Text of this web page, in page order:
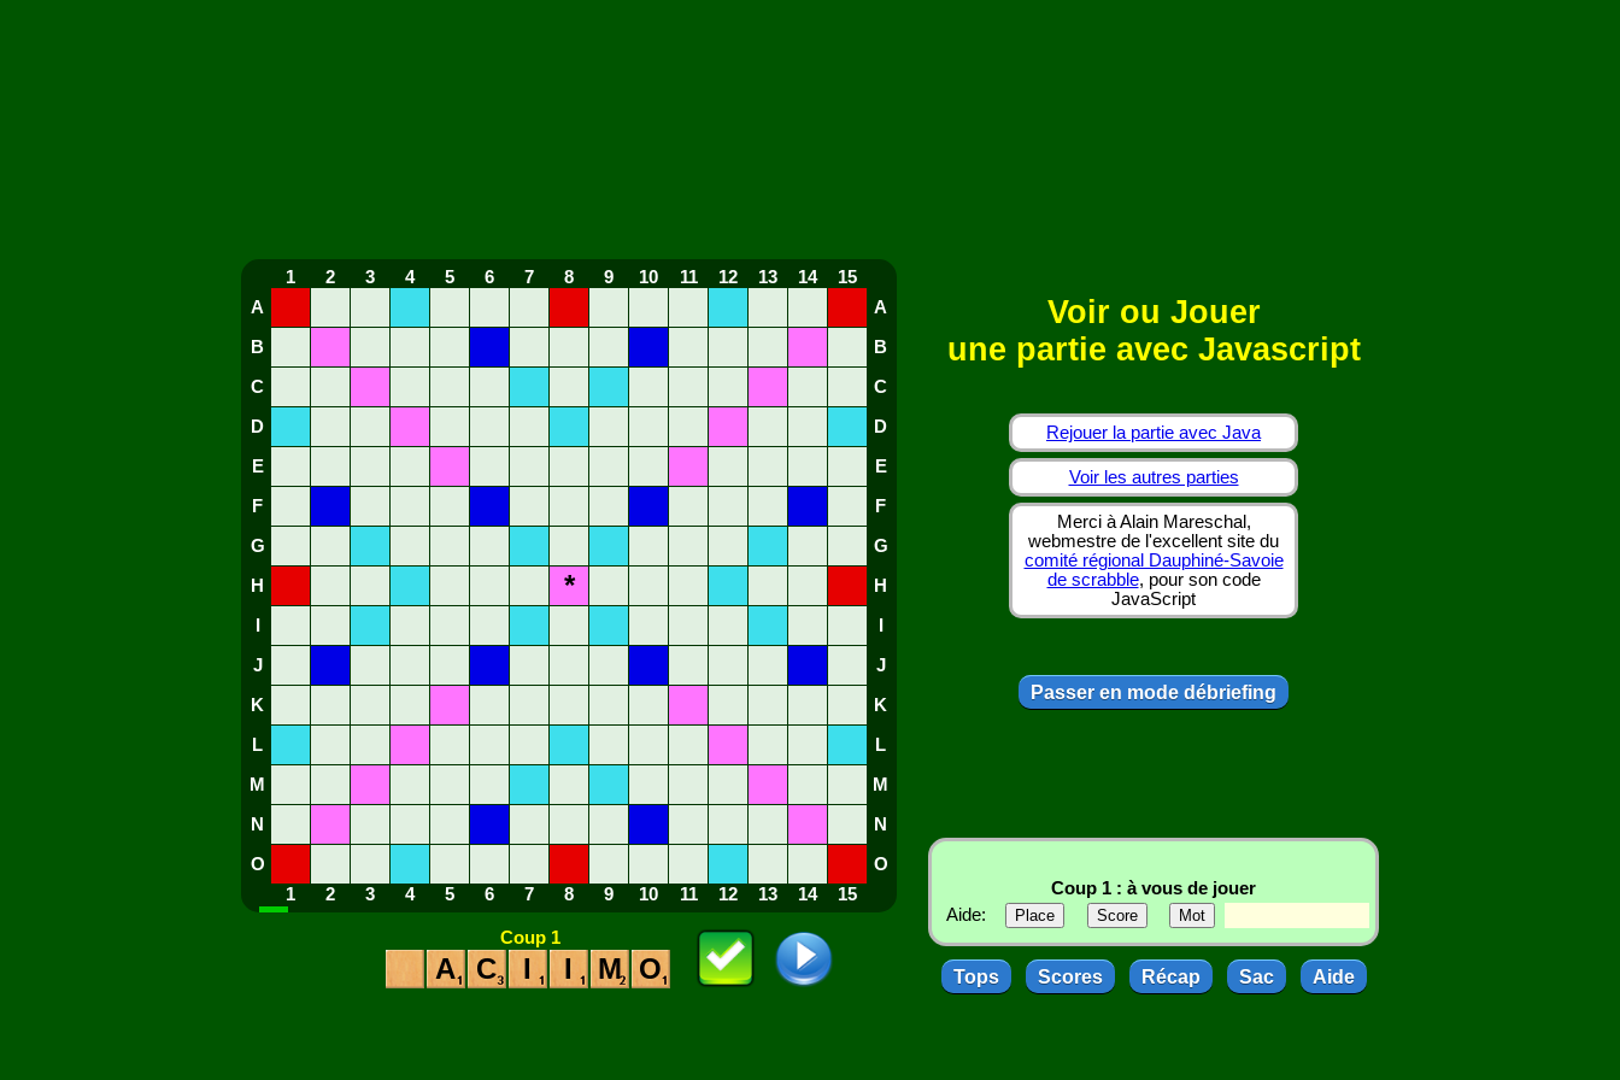
1 2 3 4 5 6 7 8 9 10 11 12 13 14
15
A
A
B B
C C
D D
E E
F F
G G
H * H
J J
K K
L L
M M
N N
O
O
1
2 3 4 5 6 7 8 9 10 11 12 13 14 15
Coup 1
A C I I M O
Voir ou Jouer
une partie avec Javascript
Rejouer la partie avec Java
Voir les autres parties
Merci à Alain Mareschal,
webmestre de l'excellent site du
comité régional Dauphiné-Savoie
de scrabble, pour son code
JavaScript
Passer en mode débriefing
Coup 1 : à vous de jouer
Aide:
Tops Scores Récap Sac Aide